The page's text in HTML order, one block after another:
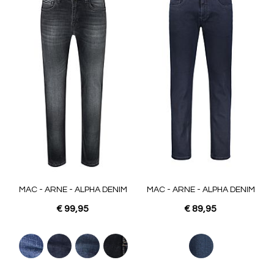
MAC - ARNE - ALPHA DENIM
€ 99,95
MAC - ARNE - ALPHA DENIM
€ 89,95